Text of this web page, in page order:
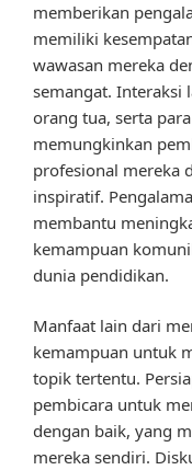
memberikan
memiliki
wawasan mereka
semangat. Interaksi
orang tua, serta
memungkinkan
profesional mereka
inspiratif.
membantu
kemampuan
dunia pendidikan.
Manfaat lain dari
kemampuan untuk
topik tertentu.
pembicara untuk
dengan baik, yang
mereka sendiri.